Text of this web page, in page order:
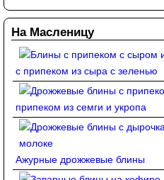
На Масленицу
с припеком из сыра с зеленью
припеком из семги и укропа
Ажурные дрожжевые блины